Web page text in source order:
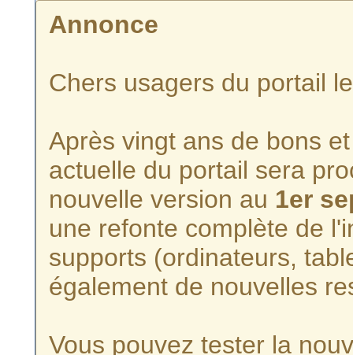
Annonce
Chers usagers du portail
Après vingt ans de bons
actuelle du portail sera
nouvelle version au 1er
une refonte complète de
supports (ordinateurs,
également de nouvelles
Vous pouvez tester la